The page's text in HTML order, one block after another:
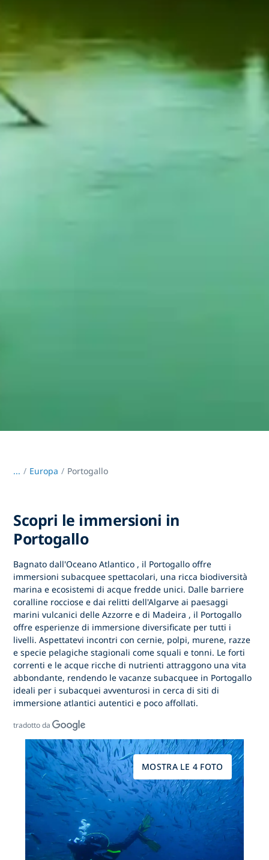
... / Europa Portogallo
Scopri le immersioni in
Portogallo
Bagnato dall'OceanoAtlantico , il Portogallo offre
immersioni subacquee spettacolari, una ricca biodiversità
marina e ecosistemi di acque fredde unici. Dalle barriere
coralline rocciose e dai relittidell'Algarve ai paesaggi
marini vulcanici delleAzzorre edi Madeira , il Portogallo
offre esperienze di immersione diversificate per tutti i
livelli. Aspettatevi incontri con cernie, polpi, murene, razze
e specie pelagiche stagionali come squali e tonni. Le forti
correnti e le acque ricche di nutrienti attraggono una vita
abbondante, rendendo le vacanze subacquee in Portogallo
ideali per i subacquei avventurosi in cerca di siti di
immersione atlantici autentici e poco affollati.
tradotto da
MOSTRA LE 4 FOTO